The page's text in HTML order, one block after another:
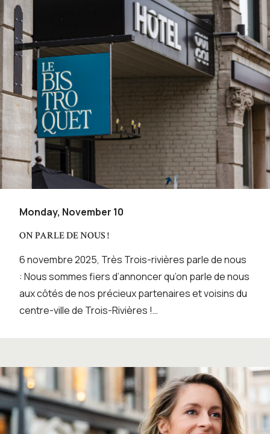
Monday, November 10
ON PARLE DE NOUS !
6 novembre 2025, Très Trois-rivières parle de nous
: Nous sommes fiers d’annoncer qu’on parle de nous
aux côtés de nos précieux partenaires et voisins du
centre-ville de Trois-Rivières !…